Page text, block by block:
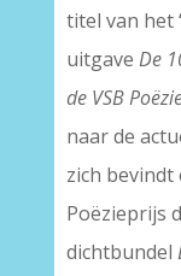
titel van het
uitgave De
de VSB
naar de
zich bevindt
Poëzieprijs
dichtbundel